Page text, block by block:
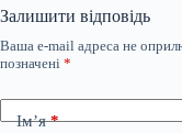
Залишити відповідь
Ваша e-mail адреса не
позначені *
Ім’я*